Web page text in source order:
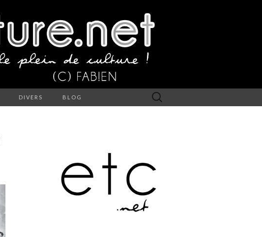
DIVERS BLOG Rechercher :